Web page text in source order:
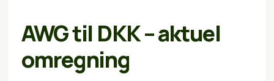
AWG til DKK – aktuel
omregning